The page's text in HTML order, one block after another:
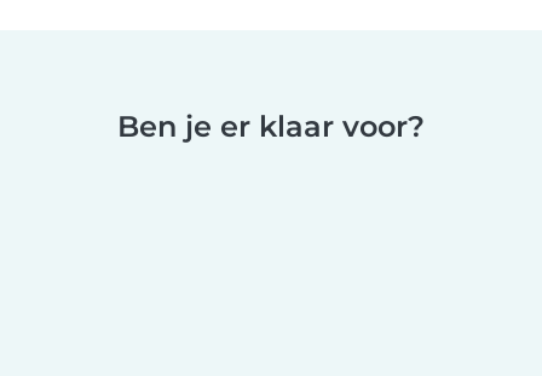
Ben je er klaar voor?